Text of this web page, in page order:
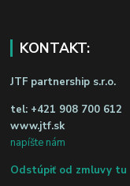
KONTAKT:
JTF partnership s.r.o.
tel: +421 908 700 612
www.jtf.sk
napíšte nám
Odstúpiť od zmluvy tu